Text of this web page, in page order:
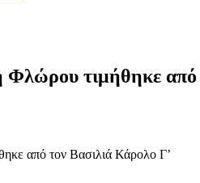
τιμήθηκε από
από τον Βασιλιά Κάρολο Γ’